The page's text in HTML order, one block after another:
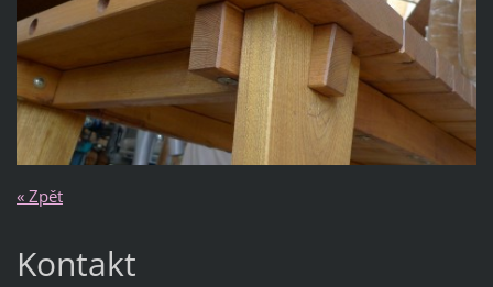
« Zpět
Kontakt